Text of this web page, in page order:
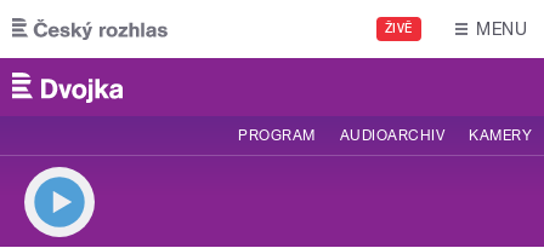
Přejít k hlavnímu obsahu
ŽIVĚ MENU
PROGRAM AUDIOARCHIV KAMERY